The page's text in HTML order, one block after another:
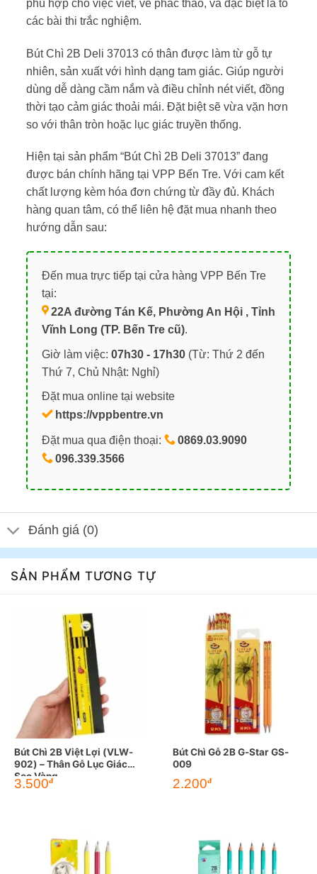
phù hợp cho việc viết, vẽ phác thảo, và đặc biệt là tô
các bài thi trắc nghiệm.
Bút Chì 2B Deli 37013 có thân được làm từ gỗ tự
nhiên, sản xuất với hình dạng tam giác. Giúp người
dùng dễ dàng cầm nắm và điều chỉnh nét viết, đồng
thời tạo cảm giác thoải mái. Đặt biệt sẽ vừa vặn hơn
so với thân tròn hoặc lục giác truyền thống.
Hiện tại sản phẩm “Bút Chì 2B Deli 37013” đang
được bán chính hãng tại VPP Bến Tre. Với cam kết
chất lượng kèm hóa đơn chứng từ đầy đủ. Khách
hàng quan tâm, có thể liên hệ đặt mua nhanh theo
hướng dẫn sau:
Đến mua trực tiếp tại cửa hàng VPP Bến Tre
tại:
22A đường Tán Kế, Phường An Hội , Tỉnh
Vĩnh Long (TP. Bến Tre cũ).
Giờ làm việc: 07h30 - 17h30(Từ: Thứ 2 đến
Thứ 7, Chủ Nhật: Nghỉ)
Đặt mua online tại website
https://vppbentre.vn
Đặt mua qua điện thoại:
0869.03.9090
096.339.3566
Đánh giá (0)
SẢN PHẨM TƯƠNG TỰ
Bút Chì 2B Việt Lợi (VLW-
902) – Thân Gỗ Lục Giác
Sọc Vàng
3.500đ
Bút Chì Gỗ 2B G-Star GS-
009
2.200đ